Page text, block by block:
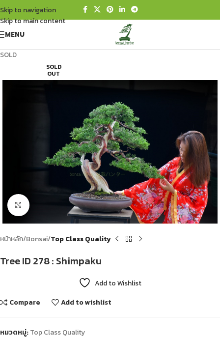
Skip to navigation
Skip to main content
MENU
SOLD
SOLD
OUT
Click to enlarge
หน้าหลัก Bonsai Top Class Quality
Tree ID 278 : Shimpaku
Add to Wishlist
Compare
Add to wishlist
หมวดหมู่:Top Class Quality